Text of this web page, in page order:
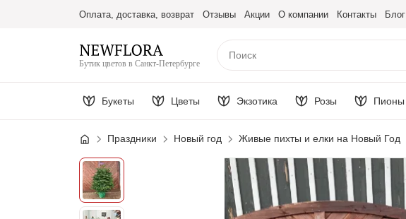
Оплата, доставка, возврат Отзывы Акции О компании Контакты Блог
Бутик цветов в Санкт-Петербурге
Букеты Цветы Экзотика Розы Пионы
Праздники Новый год Живые пихты и елки на Новый Год